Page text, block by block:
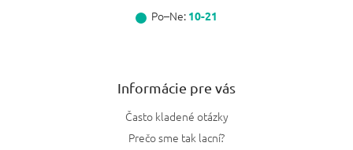
Po–Ne: 10-21
Informácie pre vás
Často kladené otázky
Prečo sme tak lacní?